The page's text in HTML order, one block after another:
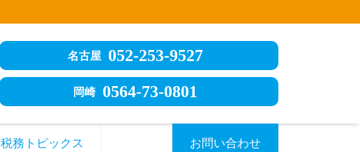
名古屋 052-253-9527
岡崎 0564-73-0801
税務トピックス お問い合わせ